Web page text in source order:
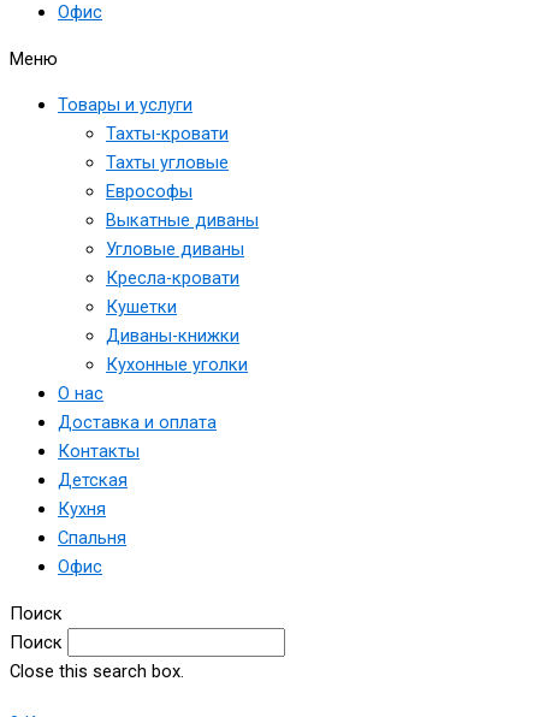
Офис
Меню
Товары и услуги
Тахты-кровати
Тахты угловые
Еврософы
Выкатные диваны
Угловые диваны
Кресла-кровати
Кушетки
Диваны-книжки
Кухонные уголки
О нас
Доставка и оплата
Контакты
Детская
Кухня
Спальня
Офис
Поиск
Поиск
Close this search box.